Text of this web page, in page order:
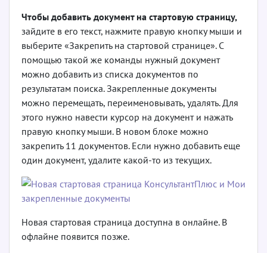
Чтобы добавить документ на стартовую страницу,
зайдите в его текст, нажмите правую кнопку мыши и
выберите «Закрепить на стартовой странице». С
помощью такой же команды нужный документ
можно добавить из списка документов по
результатам поиска. Закрепленные документы
можно перемещать, переименовывать, удалять. Для
этого нужно навести курсор на документ и нажать
правую кнопку мыши. В новом блоке можно
закрепить 11 документов. Если нужно добавить еще
один документ, удалите какой-то из текущих.
Новая стартовая страница доступна в онлайне. В
офлайне появится позже.